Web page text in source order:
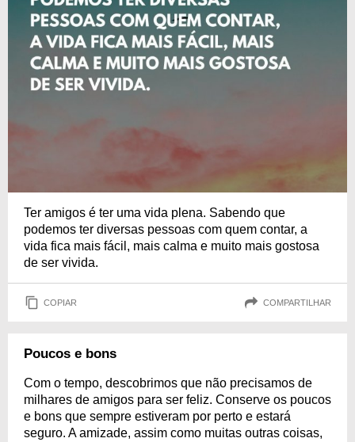
Ter amigos é ter uma vida plena. Sabendo que
podemos ter diversas pessoas com quem contar, a
vida fica mais fácil, mais calma e muito mais gostosa
de ser vivida.
COPIAR COMPARTILHAR
Poucos e bons
Com o tempo, descobrimos que não precisamos de
milhares de amigos para ser feliz. Conserve os poucos
e bons que sempre estiveram por perto e estará
seguro. A amizade, assim como muitas outras coisas,